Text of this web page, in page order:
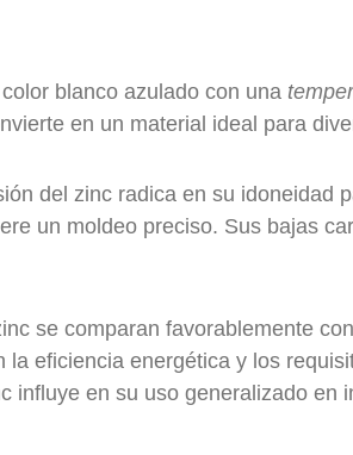
blanco azulado con una
en un material ideal para
del zinc radica en su idoneidad
un moldeo preciso. Sus bajas
se comparan favorablemente
la eficiencia energética y los
influye en su uso generalizado en